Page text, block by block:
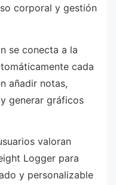
corporal y gestión
se conecta a la
cada
añadir notas,
generar gráficos
valoran
Logger para
y personalizable